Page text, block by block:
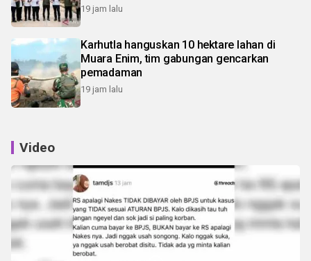
19 jam lalu
Karhutla hanguskan 10 hektare lahan di
Muara Enim, tim gabungan gencarkan
pemadaman
19 jam lalu
Video